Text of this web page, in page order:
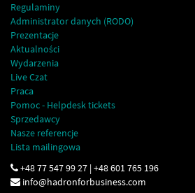
Regulaminy
Administrator danych (RODO)
Prezentacje
Aktualności
Wydarzenia
Live Czat
Praca
Pomoc - Helpdesk tickets
Sprzedawcy
Nasze referencje
Lista mailingowa
+48 77 547 99 27 | +48 601 765 196
info@hadronforbusiness.com